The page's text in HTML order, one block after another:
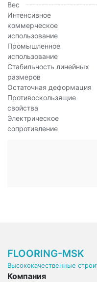
Вес
Интенсивное
коммерческое
использование
Промышленное
использование
Стабильность линейных
размеров
Остаточная деформация
Противоскользящие
свойства
Электрическое
сопротивление
FLOORING-MSK
Высококачественные
Компания